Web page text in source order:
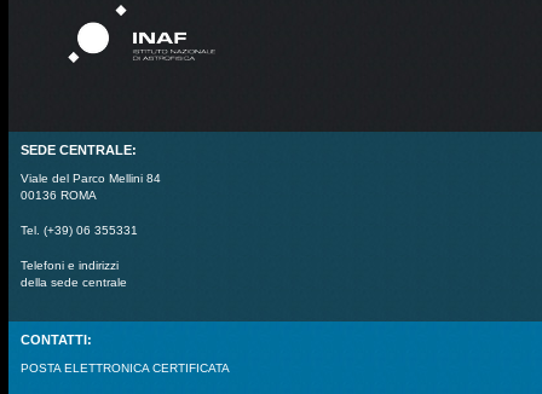
SEDE CENTRALE:
Viale del Parco Mellini 84
00136 ROMA
Tel. (+39) 06 355331
Telefoni e indirizzi
della sede centrale
CONTATTI:
POSTA ELETTRONICA CERTIFICATA